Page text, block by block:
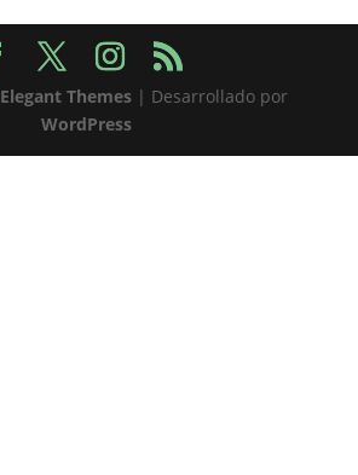
Elegant Themes| Desarrollado por
WordPress